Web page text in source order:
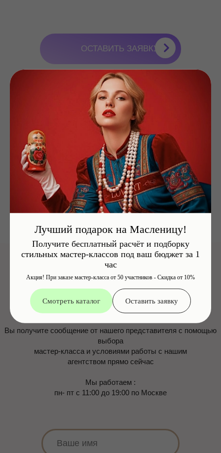
Как проходит мастер - класс
Что мы предоставляем
Форматы проведения
Что потребуется для проведения
ЗАКАЗАТЬ ЗВОНОК
Лучший подарок на Масленицу!
Получите бесплатный расчёт и подборку
стильных мастер-классов под ваш бюджет за 1
час
Акция! При заказе мастер-класса от 50 участников - Скидка от 10%
Смотреть каталог Оставить заявку